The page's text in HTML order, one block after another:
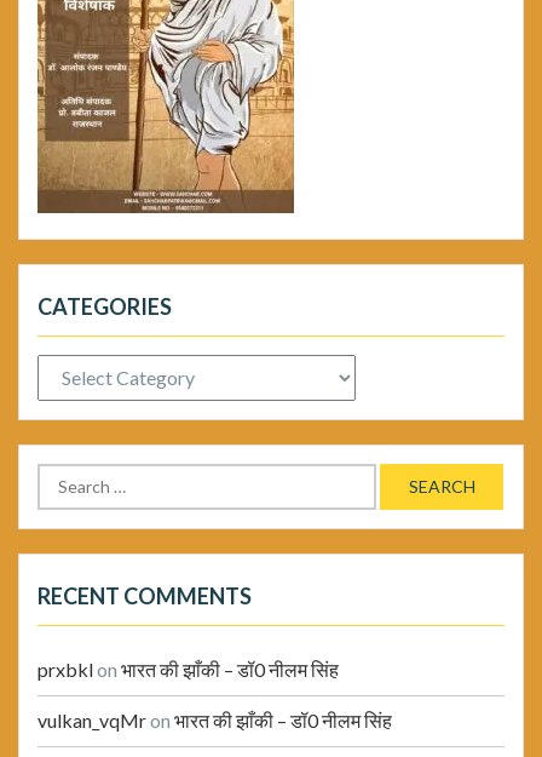
CATEGORIES
Categories
Search
for:
RECENT COMMENTS
prxbklon भारत की झाँकी – डॉ0 नीलम सिंह
vulkan_vqMron भारत की झाँकी – डॉ0 नीलम सिंह